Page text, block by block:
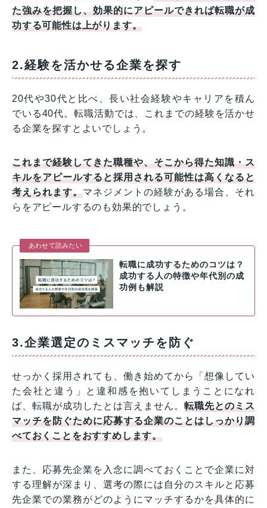
た強みを把握し、効果的にアピールできれば転職が成
功する可能性は上がります。
2.経験を活かせる企業を探す
20代や30代と比べ、長い社会経験やキャリアを積ん
でいる40代。転職活動では、これまでの経験を活かせ
る企業を探すとよいでしょう。
これまで経験してきた職種や、そこから得た知識・ス
キルをアピールすると採用される可能性は高くなると
考えられます。マネジメントの経験がある場合、それ
らをアピールするのも効果的でしょう。
あわせて読みたい
転職に成功するためのコツは？
成功する人の特徴や年代別の成
功例も解説
3.企業選定のミスマッチを防ぐ
せっかく採用されても、働き始めてから「想像してい
た会社と違う」と違和感を抱いてしまうことになれ
ば、転職が成功したとは言えません。転職先とのミス
マッチを防ぐために応募する企業のことはしっかり調
べておくことをおすすめします。
また、応募先企業を入念に調べておくことで企業に対
する理解が深まり、選考の際には自分のスキルと応募
先企業での業務がどのようにマッチするかを具体的に